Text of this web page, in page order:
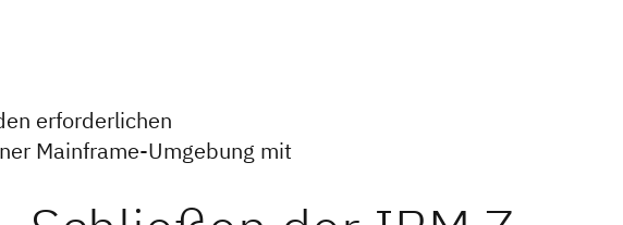
erforderlichen
Mainframe-Umgebung mit